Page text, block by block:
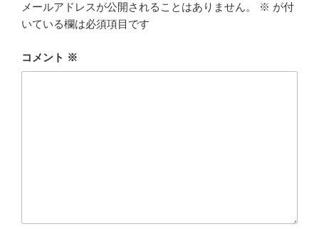
メールアドレスが公開されることはありません。 ※ が付
いている欄は必須項目です
コメント ※